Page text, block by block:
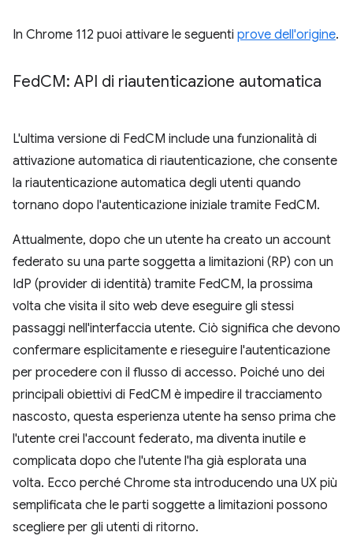
In Chrome 112 puoi attivare le seguenti prove dell'origine.
FedCM: API di riautenticazione automatica
L'ultima versione di FedCM include una funzionalità di
attivazione automatica di riautenticazione, che consente
la riautenticazione automatica degli utenti quando
tornano dopo l'autenticazione iniziale tramite FedCM.
Attualmente, dopo che un utente ha creato un account
federato su una parte soggetta a limitazioni (RP) con un
IdP (provider di identità) tramite FedCM, la prossima
volta che visita il sito web deve eseguire gli stessi
passaggi nell'interfaccia utente. Ciò significa che devono
confermare esplicitamente e rieseguire l'autenticazione
per procedere con il flusso di accesso. Poiché uno dei
principali obiettivi di FedCM è impedire il tracciamento
nascosto, questa esperienza utente ha senso prima che
l'utente crei l'account federato, ma diventa inutile e
complicata dopo che l'utente l'ha già esplorata una
volta. Ecco perché Chrome sta introducendo una UX più
semplificata che le parti soggette a limitazioni possono
scegliere per gli utenti di ritorno.